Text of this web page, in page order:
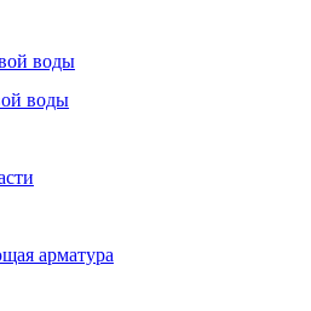
воды
воды
арматура